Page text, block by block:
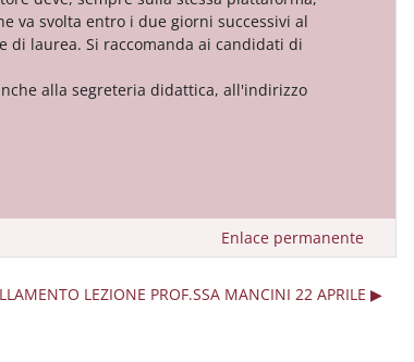
va svolta entro i due giorni successivi al
laurea. Si raccomanda ai candidati di
alla segreteria didattica, all'indirizzo
Enlace permanente
LEZIONE PROF.SSA MANCINI 22 APRILE ▶︎